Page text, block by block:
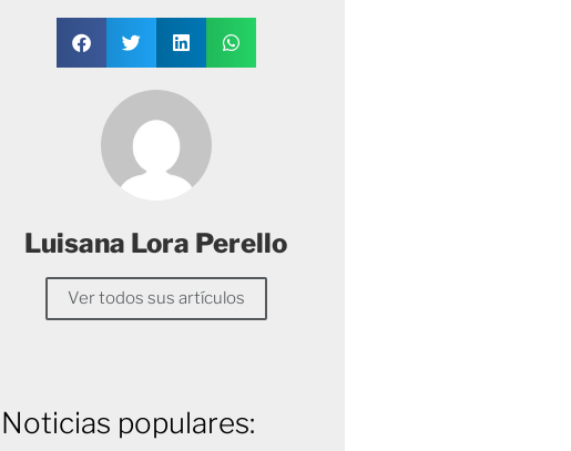
Luisana Lora Perello
Ver todos sus artículos
Noticias populares: